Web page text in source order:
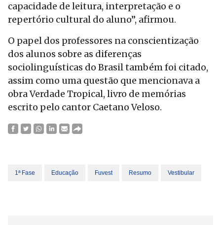
capacidade de leitura, interpretação e o
repertório cultural do aluno”, afirmou.
O papel dos professores na conscientização
dos alunos sobre as diferenças
sociolinguísticas do Brasil também foi citado,
assim como uma questão que mencionava a
obra Verdade Tropical, livro de memórias
escrito pelo cantor Caetano Veloso.
1ª Fase Educação Fuvest Resumo Vestibular